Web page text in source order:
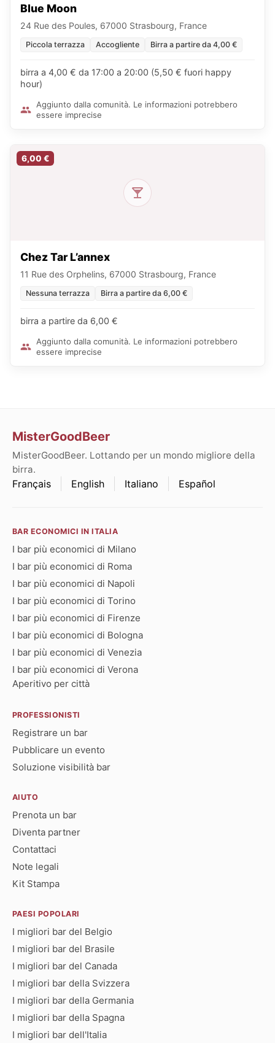
Blue Moon
24 Rue des Poules, 67000 Strasbourg, France
Piccola terrazza Accogliente Birra a partire da 4,00 €
birra a 4,00 € da 17:00 a 20:00 (5,50 € fuori happy
hour)
Aggiunto dalla comunità. Le informazioni potrebbero
essere imprecise
6,00 €
Chez Tar L’annex
11 Rue des Orphelins, 67000 Strasbourg, France
Nessuna terrazza Birra a partire da 6,00 €
birra a partire da 6,00 €
Aggiunto dalla comunità. Le informazioni potrebbero
essere imprecise
MisterGoodBeer
MisterGoodBeer. Lottando per un mondo migliore della
birra.
Français English Italiano Español
BAR ECONOMICI IN ITALIA
I bar più economici di Milano
I bar più economici di Roma
I bar più economici di Napoli
I bar più economici di Torino
I bar più economici di Firenze
I bar più economici di Bologna
I bar più economici di Venezia
I bar più economici di Verona
Aperitivo per città
PROFESSIONISTI
Registrare un bar
Pubblicare un evento
Soluzione visibilità bar
AIUTO
Prenota un bar
Diventa partner
Contattaci
Note legali
Kit Stampa
PAESI POPOLARI
I migliori bar del Belgio
I migliori bar del Brasile
I migliori bar del Canada
I migliori bar della Svizzera
I migliori bar della Germania
I migliori bar della Spagna
I migliori bar dell'Italia